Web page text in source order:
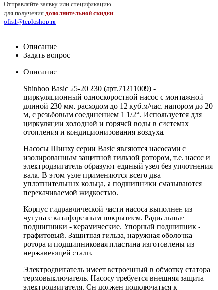
Отправляйте заявку или спецификацию
для получения дополнительной скидки
ofis1@teploshop.ru
Описание
Задать вопрос
Описание
Shinhoo Basic 25-20 230 (арт.71211009) -
циркуляционный односкоростной насос с монтажной
длиной 230 мм, расходом до 12 куб.м/час, напором до 20
м, с резьбовым соединением 1 1/2“. Используется для
циркуляции холодной и горячей воды в системах
отопления и кондиционирования воздуха.
Насосы Шинху серии Basic являются насосами с
изолированным защитной гильзой ротором, т.е. насос и
электродвигатель образуют единый узел без уплотнения
вала. В этом узле применяются всего два
уплотнительных кольца, а подшипники смазываются
перекачиваемой жидкостью.
Корпус гидравлической части насоса выполнен из
чугуна с катафорезным покрытием. Радиальные
подшипники - керамические. Упорный подшипник -
графитовый. Защитная гильза, наружная оболочка
ротора и подшипниковая пластина изготовлены из
нержавеющей стали.
Электродвигатель имеет встроенный в обмотку статора
термовыключатель. Насосу требуется внешняя защита
электродвигателя. Он должен подключаться к